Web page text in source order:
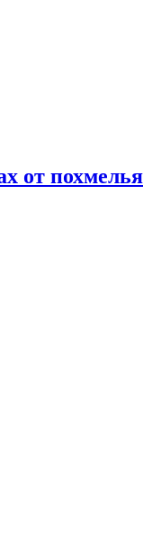
от похмелья